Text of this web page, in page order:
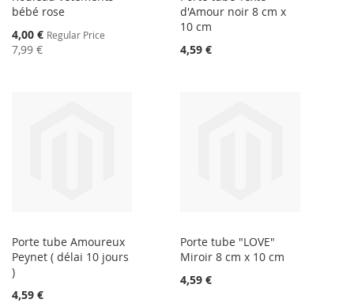
bébé rose
Special
Price
4,00 € Regular Price
7,99 €
d'Amour noir 8 cm x
10 cm
4,59 €
Porte tube Amoureux
Peynet ( délai 10 jours
)
4,59 €
Porte tube "LOVE"
Miroir 8 cm x 10 cm
4,59 €